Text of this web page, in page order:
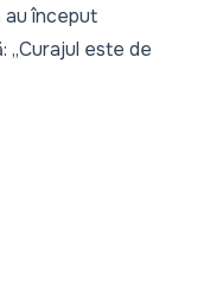
au început
„Curajul este de